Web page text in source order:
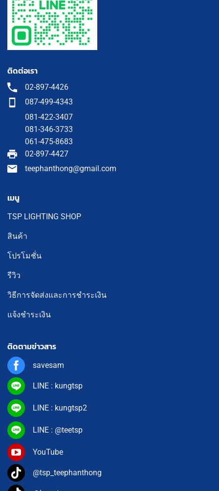
ติดต่อเรา
02-897-4426
087-499-4343
081-422-3407
081-346-3733
061-475-8683
02-897-4427
teephanthong@gmail.com
เมนู
TSP LIGHTING SHOP
สินค้า
โปรโมชั่น
รีวิว
วิธีการจัดส่งและการชำระเงิน
แจ้งชำระเงิน
ติดตามข่าวสาร
savesam
LINE : kungtsp
LINE : kungtsp2
LINE : @teetsp
YouTube
@tsp_teephanthong